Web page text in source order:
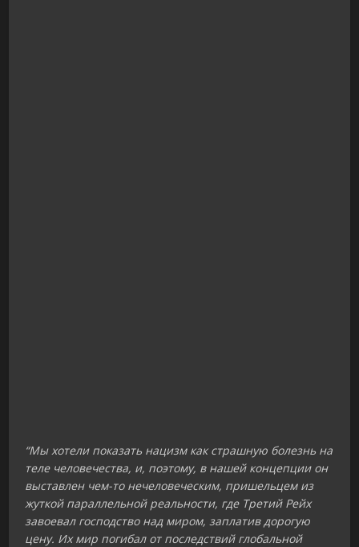
“Мы хотели показать нацизм как страшную болезнь на
теле человечества, и, поэтому, в нашей концепции он
выставлен чем-то нечеловеческим, пришельцем из
жуткой параллельной реальности, где Третий Рейх
завоевал господство над миром, заплатив дорогую
цену. Их мир погибал от последствий глобальной